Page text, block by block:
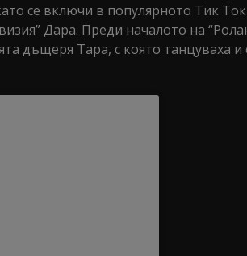
се включи в популярното Тик Ток
Дара. Преди началото на
дъщеря Тара, с която танцуваха и